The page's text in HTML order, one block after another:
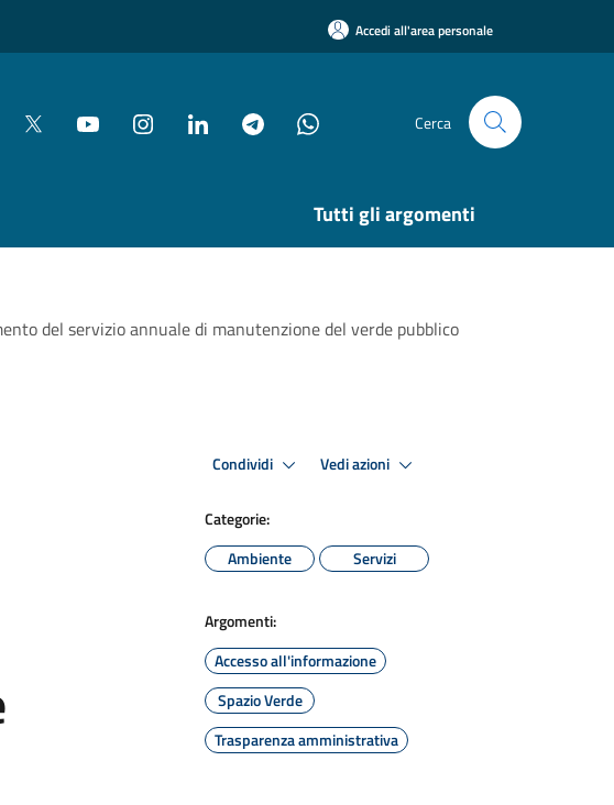
Accedi all'area personale
Cerca
Tutti gli argomenti
del servizio annuale di manutenzione del verde pubblico
Condividi Vedi azioni
Categorie:
Ambiente
Servizi
Argomenti:
Accesso all'informazione
Spazio Verde
Trasparenza amministrativa